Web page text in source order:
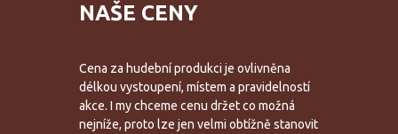
NAŠE CENY
Cena za hudební produkci je ovlivněna
délkou vystoupení, místem a pravidelností
akce. I my chceme cenu držet co možná
nejníže, proto lze jen velmi obtížně stanovit